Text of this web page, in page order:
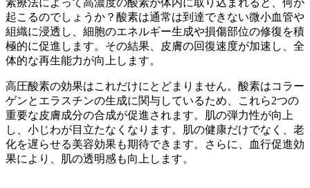
起こるのでしょうか？酸素は通常は到達できない微小血管や
組織に浸透し、細胞のエネルギー生成や損傷部位の修復を積
極的に促進します。その結果、皮膚の回復速度が加速し、全
体的な再生能力が向上します。
高圧酸素の効果はこれだけにとどまりません。酸素はコラー
ゲンとエラスチンの生成に関与しているため、これら2つの
重要な皮膚成分の合成が促進されます。肌の弾力性が向上
し、小じわが目立たなくなります。肌の健康だけでなく、老
化を遅らせる美容効果も期待できます。さらに、血行促進効
果により、肌の透明感も向上します。